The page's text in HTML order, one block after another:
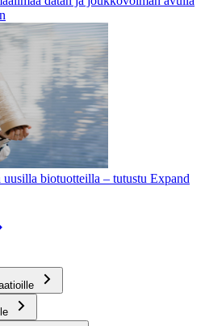
biotuotteilla – tutustu Expand